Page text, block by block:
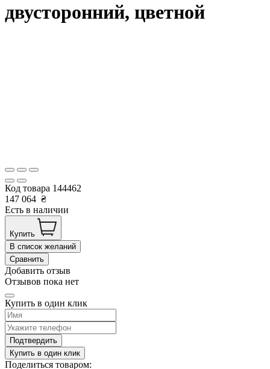
двусторонний, цветной
Код товара 144462
147 064 ₴
Есть в наличии
Купить
В список желаний
Сравнить
Добавить отзыв
Отзывов пока нет
Купить в один клик
Подтвердить
Купить в один клик
Поделиться товаром: